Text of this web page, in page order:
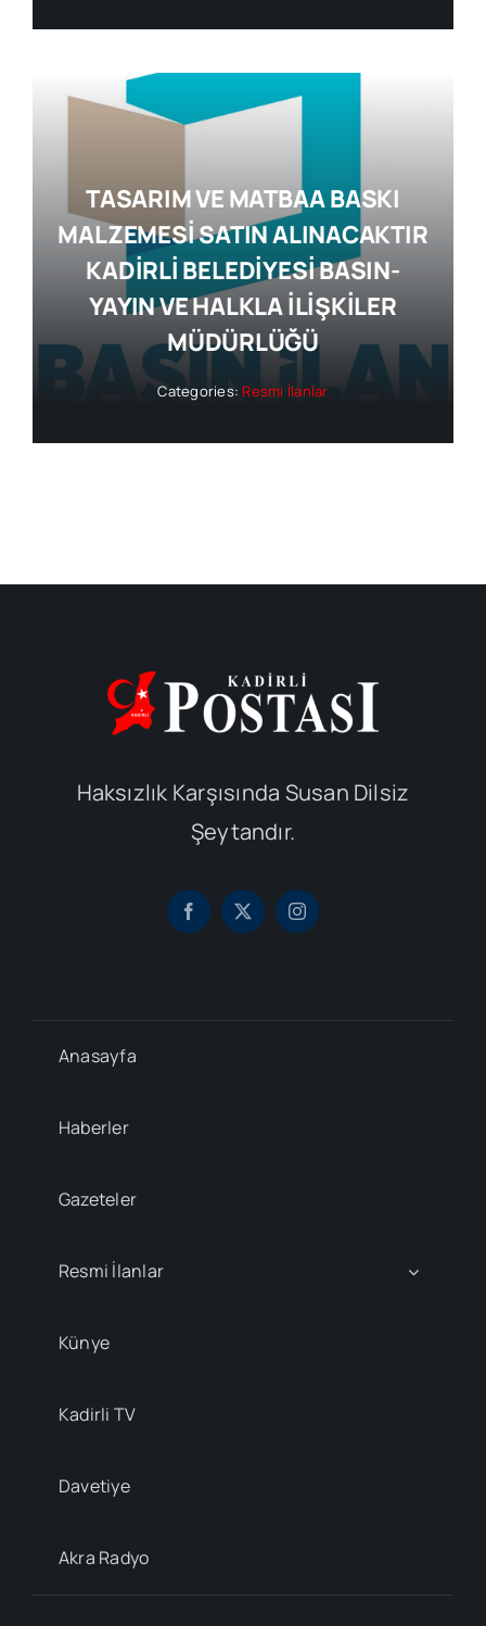
TASARIM VE MATBAA BASKI
MALZEMESİ SATIN ALINACAKTIR
KADİRLİ BELEDİYESİ BASIN-
YAYIN VE HALKLA İLİŞKİLER
MÜDÜRLÜĞÜ
Categories: Resmi İlanlar
Haksızlık Karşısında Susan Dilsiz
Şeytandır.
Anasayfa
Haberler
Gazeteler
Resmi İlanlar
Künye
Kadirli TV
Davetiye
Akra Radyo